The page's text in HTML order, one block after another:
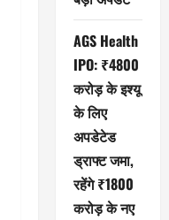
AGS Health
IPO: ₹4800
करोड़ के इश्यू
के लिए
अपडेटेड
ड्राफ्ट जमा,
रहेंगे ₹1800
करोड़ के नए